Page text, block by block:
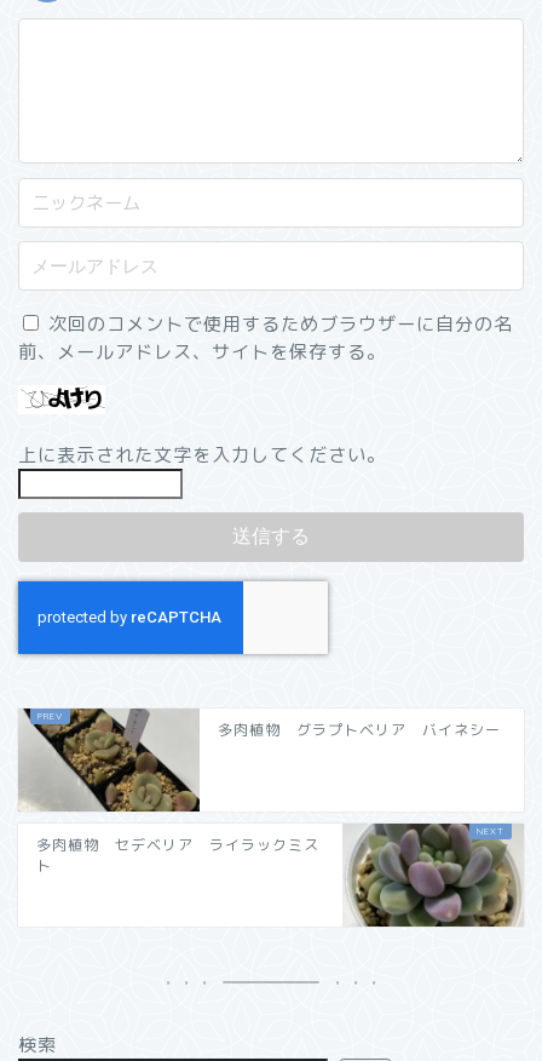
次回のコメントで使用するためブラウザーに自分の名
前、メールアドレス、サイトを保存する。
上に表示された文字を入力してください。
多肉植物 グラプトベリア バイネシー
多肉植物 セデベリア ライラックミス
ト
検索